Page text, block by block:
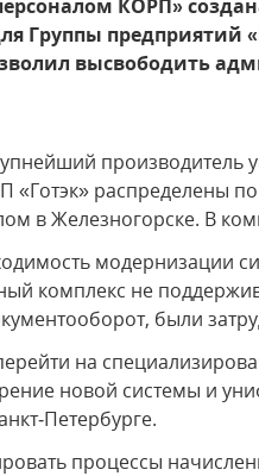
КОРП»
Группы предприятий
высвободить
производитель
«Готэк» распределены
в Железногорске. В
модернизации
комплекс не
были
на
новой системы и
процессы